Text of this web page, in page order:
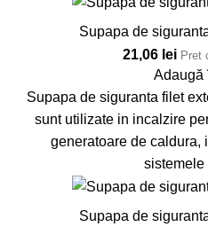
Supapa de
21,06 lei Pret
Adaugă
Supapa de siguranta filet
sunt utilizate in incalzire
generatoare de caldura,
sistemele
Supapa de